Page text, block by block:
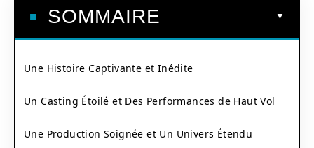
SOMMAIRE
Une Histoire Captivante et Inédite
Un Casting Étoilé et Des Performances de Haut Vol
Une Production Soignée et Un Univers Étendu